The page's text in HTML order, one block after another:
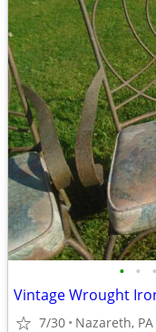
• • •
Vintage Wrought
7/30 Nazareth, PA